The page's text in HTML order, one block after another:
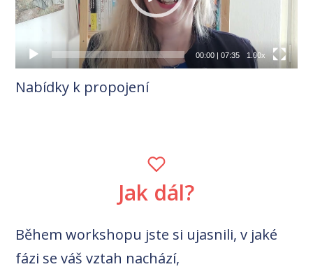
00:00| 07:35 1.00x
Nabídky k propojení
Jak dál?
Během workshopu jste si ujasnili, v jaké
fázi se váš vztah nachází,